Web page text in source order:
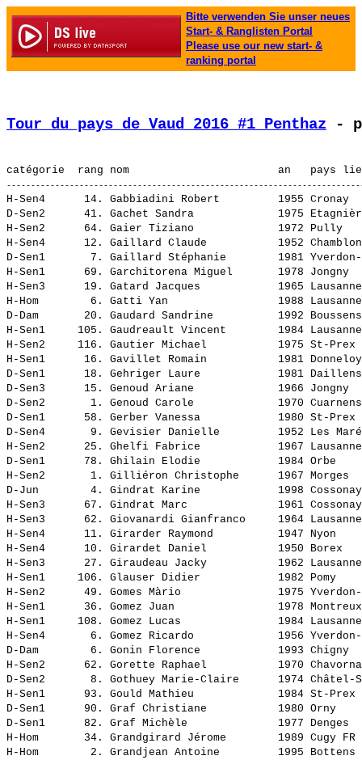
Bitte verwenden Sie unser neues
Start- & Ranglisten Portal
Please use our new start- &
ranking portal
Tour du pays de Vaud 2016 #1 Penthaz -
H-Sen4      14. Gabbiadini Robert
1955
D-Sen2      41. Gachet Sandra
1975
H-Sen2      64. Gaier Tiziano
1972
H-Sen4      12. Gaillard Claude
1952
D-Sen1       7. Gaillard Stéphanie
1981
H-Sen1      69. Garchitorena Miguel
1978
H-Sen3      19. Gatard Jacques
1965
H-Hom        6. Gatti Yan
1988
D-Dam       20. Gaudard Sandrine
1992
H-Sen1     105. Gaudreault Vincent
1984
H-Sen2     116. Gautier Michael
1975 St-
H-Sen1      16. Gavillet Romain
1981
D-Sen1      18. Gehriger Laure
1981
D-Sen3      15. Genoud Ariane
1966
D-Sen2       1. Genoud Carole
1970
D-Sen1      58. Gerber Vanessa
1980 St-
D-Sen4       9. Gevisier Danielle
1952 Les
H-Sen2      25. Ghelfi Fabrice
1967
D-Sen1      78. Ghilain Elodie
1984
H-Sen2       1. Gilliéron Christophe
1967
D-Jun        4. Gindrat Karine
1998
H-Sen3      67. Gindrat Marc
1961
H-Sen3      62. Giovanardi Gianfranco
1964
H-Sen4      11. Girarder Raymond
1947
H-Sen4      10. Girardet Daniel
1950
H-Sen3      27. Giraudeau Jacky
1962
H-Sen1     106. Glauser Didier
1982
H-Sen2      49. Gomes Màrio
1975
H-Sen1      36. Gomez Juan
1978
H-Sen1     108. Gomez Lucas
1984
H-Sen4       6. Gomez Ricardo
1956
D-Dam        6. Gonin Florence
1993
H-Sen2      62. Gorette Raphael
1970
D-Sen2       8. Gothuey Marie-Claire
1974
H-Sen1      93. Gould Mathieu
1984 St-
D-Sen1      90. Graf Christiane
1980
D-Sen1      82. Graf Michèle
1977
H-Hom       34. Grandgirard Jérome
1989 Cugy
H-Hom        2. Grandjean Antoine
1995